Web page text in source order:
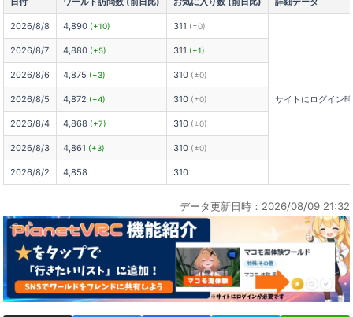
2026/8/8 4,890 (+10) 311 (±0)
サイトにログイン
2026/8/7 4,880 (+5) 311 (+1)
2026/8/6 4,875 (+3) 310 (±0)
2026/8/5 4,872 (+4) 310 (±0)
2026/8/4 4,868 (+7) 310 (±0)
2026/8/3 4,861 (+3) 310 (±0)
2026/8/2 4,858 310
データ更新日時：2026/08/09 21:32